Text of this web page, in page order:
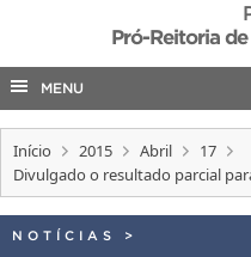
AUDITORIA
COBALTO
CONCURSOS
EDITAIS
Pró-Reitoria
MENU
Início 2015 Abril
17
Divulgado o resultado parcial
NOTÍCIAS >